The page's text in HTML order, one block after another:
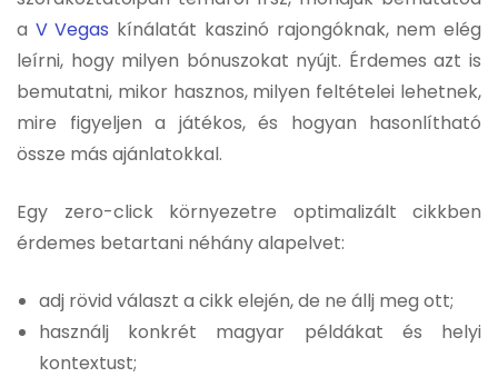
a V Vegas kínálatát kaszinó rajongóknak, nem elég
leírni, hogy milyen bónuszokat nyújt. Érdemes azt is
bemutatni, mikor hasznos, milyen feltételei lehetnek,
mire figyeljen a játékos, és hogyan hasonlítható
össze más ajánlatokkal.
Egy zero-click környezetre optimalizált cikkben
érdemes betartani néhány alapelvet:
adj rövid választ a cikk elején, de ne állj meg ott;
használj konkrét magyar példákat és helyi
kontextust;